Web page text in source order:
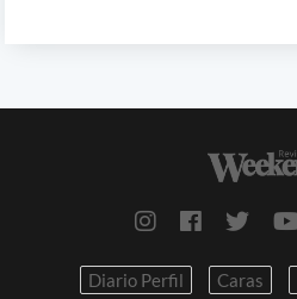
Diario Perfil Caras